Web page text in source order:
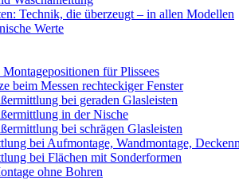
Technik, die überzeugt – in allen Modellen
Werte
für Plissees
beim Messen rechteckiger Fenster
bei geraden Glasleisten
in der Nische
bei schrägen Glasleisten
bei Aufmontage, Wandmontage,
bei Flächen mit Sonderformen
ohne Bohren